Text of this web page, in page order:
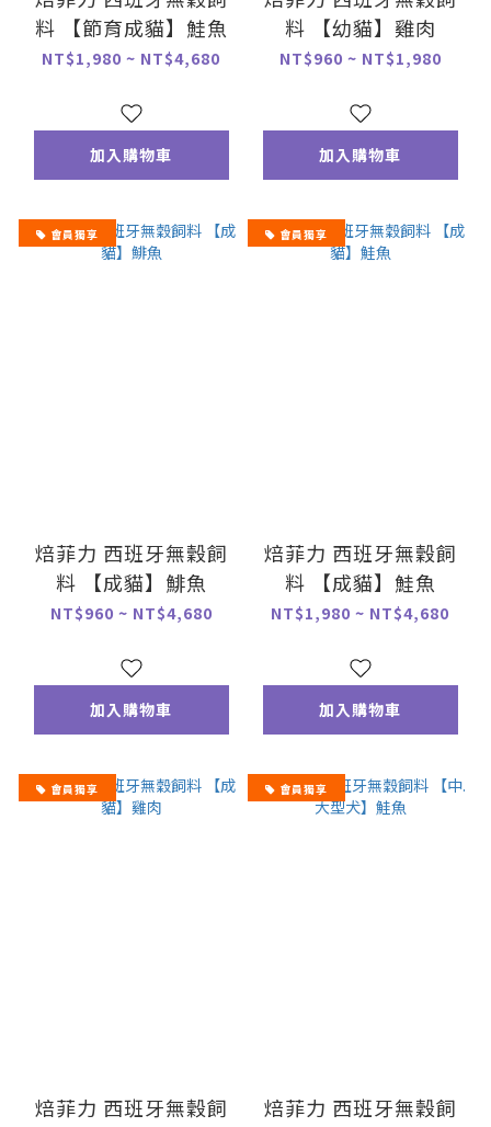
料 【節育成貓】鮭魚
NT$1,980 ~ NT$4,680
加入購物車
料 【幼貓】雞肉
NT$960 ~ NT$1,980
加入購物車
會員獨享
焙菲力 西班牙無穀飼
料 【成貓】鯡魚
NT$960 ~ NT$4,680
加入購物車
會員獨享
焙菲力 西班牙無穀飼
料 【成貓】鮭魚
NT$1,980 ~ NT$4,680
加入購物車
會員獨享
焙菲力 西班牙無穀飼
會員獨享
焙菲力 西班牙無穀飼